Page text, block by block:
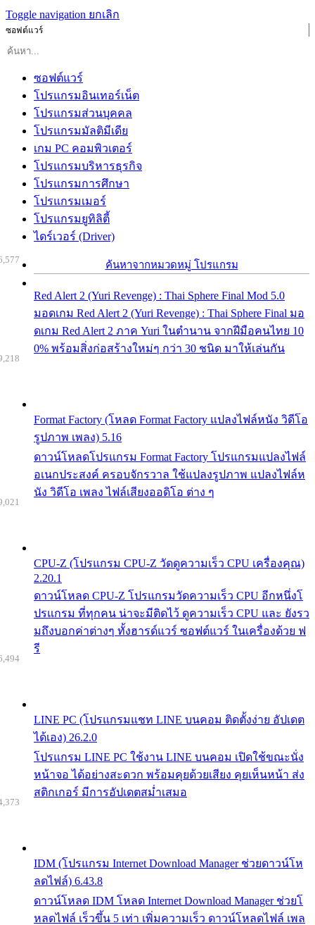
Toggle navigation ยกเลิก
ซอฟต์แวร์
ซอฟต์แวร์
โปรแกรมอินเทอร์เน็ต
โปรแกรมส่วนบุคคล
โปรแกรมมัลติมีเดีย
เกม PC คอมพิวเตอร์
โปรแกรมบริหารธุรกิจ
โปรแกรมการศึกษา
โปรแกรมเมอร์
โปรแกรมยูทิลิตี้
ไดร์เวอร์ (Driver)
ค้นหาจากหมวดหมู่ โปรแกรม
Red Alert 2 (Yuri Revenge) : Thai Sphere Final Mod 5.0
มอดเกม Red Alert 2 (Yuri Revenge) : Thai Sphere Final มอ
ดเกม Red Alert 2 ภาค Yuri ในตำนาน จากฝีมือคนไทย 10
0% พร้อมสิ่งก่อสร้างใหม่ๆ กว่า 30 ชนิด มาให้เล่นกัน
Format Factory (โหลด Format Factory แปลงไฟล์หนัง วิดีโอ
รูปภาพ เพลง) 5.16
ดาวน์โหลดโปรแกรม Format Factory โปรแกรมแปลงไฟล์
อเนกประสงค์ ครอบจักรวาล ใช้แปลงรูปภาพ แปลงไฟล์ห
นัง วิดีโอ เพลง ไฟล์เสียงออดิโอ ต่าง ๆ
CPU-Z (โปรแกรม CPU-Z วัดดูความเร็ว CPU เครื่องคุณ)
2.20.1
ดาวน์โหลด CPU-Z โปรแกรมวัดความเร็ว CPU อีกหนึ่งโ
ปรแกรม ที่ทุกคน น่าจะมีติดไว้ ดูความเร็ว CPU และ ยังรว
มถึงบอกค่าต่างๆ ทั้งฮารด์แวร์ ซอฟต์แวร์ ในเครื่องด้วย ฟ
รี
LINE PC (โปรแกรมแชท LINE บนคอม ติดตั้งง่าย อัปเดต
ได้เอง) 26.2.0
โปรแกรม LINE PC ใช้งาน LINE บนคอม เปิดใช้ขณะนั่ง
หน้าจอ ได้อย่างสะดวก พร้อมคุยด้วยเสียง คุยเห็นหน้า ส่ง
สติกเกอร์ มีการอัปเดตสม่ำเสมอ
IDM (โปรแกรม Internet Download Manager ช่วยดาวน์โห
ลดไฟล์) 6.43.8
ดาวน์โหลด IDM โหลด Internet Download Manager ช่วยโ
หลดไฟล์ เร็วขึ้น 5 เท่า เพิ่มความเร็ว ดาวน์โหลดไฟล์ เพล